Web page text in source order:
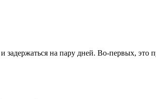
на пару дней. Во-первых,